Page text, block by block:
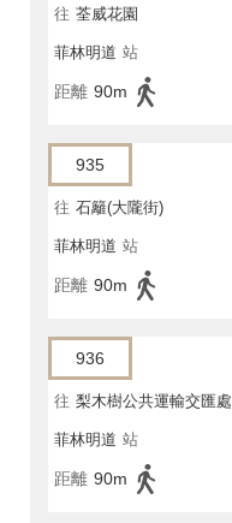
往 荃威花園
菲林明道 站
距離 90m
935
往 石籬(大隴街)
菲林明道 站
距離 90m
936
往 梨木樹公共運輸交匯處
菲林明道 站
距離 90m